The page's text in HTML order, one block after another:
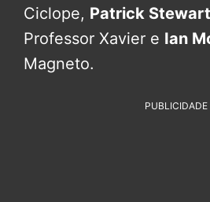
Ciclope, Patrick Stewart
Professor Xavier e Ian
Magneto.
PUBLICIDADE